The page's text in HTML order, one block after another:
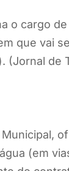
o cargo
que vai
(Jornal de
(em